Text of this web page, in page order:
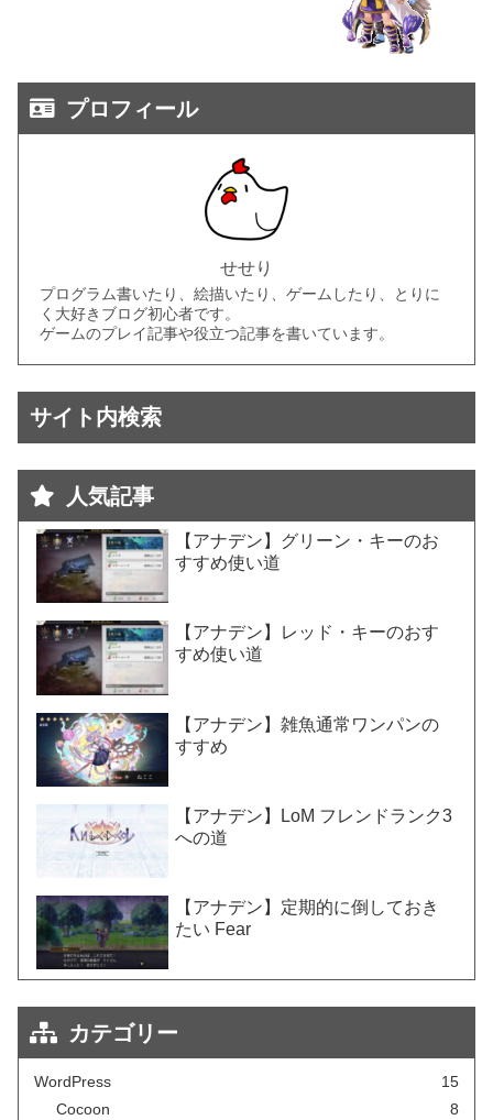
プロフィール
せせり
プログラム書いたり、絵描いたり、ゲームしたり、とりに
く大好きブログ初心者です。
ゲームのプレイ記事や役立つ記事を書いています。
サイト内検索
人気記事
【アナデン】グリーン・キーのお
すすめ使い道
【アナデン】レッド・キーのおす
すめ使い道
【アナデン】雑魚通常ワンパンの
すすめ
【アナデン】LoM フレンドランク3
への道
【アナデン】定期的に倒しておき
たい Fear
カテゴリー
WordPress
15
Cocoon
8